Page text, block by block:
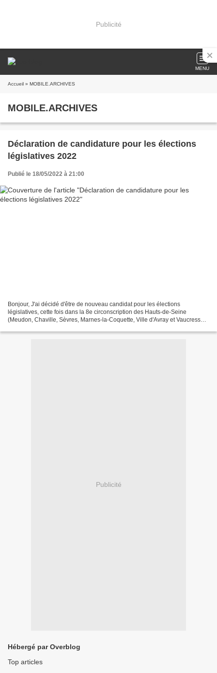
Publicité
MENU
Accueil » MOBILE.ARCHIVES
MOBILE.ARCHIVES
Déclaration de candidature pour les élections
législatives 2022
Publié le 18/05/2022 à 21:00
Bonjour, J'ai décidé d'être de nouveau candidat pour les élections
législatives, cette fois dans la 8e circonscription des Hauts-de-Seine
(Meudon, Chaville, Sèvres, Marnes-la-Coquette, Ville d'Avray et Vaucresson)
Publicité
Hébergé par Overblog
Top articles